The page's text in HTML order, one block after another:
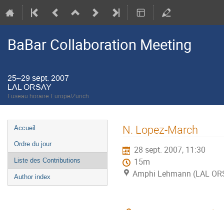
BaBar Collaboration Meeting
25–29 sept. 2007
LAL ORSAY
Fuseau horaire Europe/Zurich
Menu
de
l'événement
Accueil
Ordre du jour
Liste des Contributions
Author index
N. Lopez-March
28 sept. 2007, 11:30
15m
Amphi Lehmann (LAL